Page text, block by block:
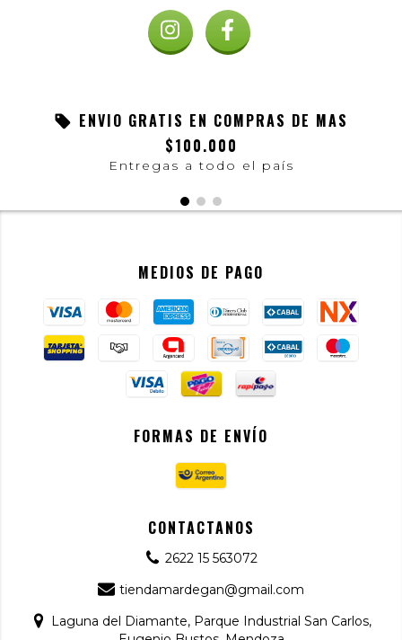
ENVIO GRATIS EN COMPRAS DE MAS
$100.000
Entregas a todo el país
MEDIOS DE PAGO
FORMAS DE ENVÍO
CONTACTANOS
2622 15 563072
tiendamardegan@gmail.com
Laguna del Diamante, Parque Industrial San Carlos,